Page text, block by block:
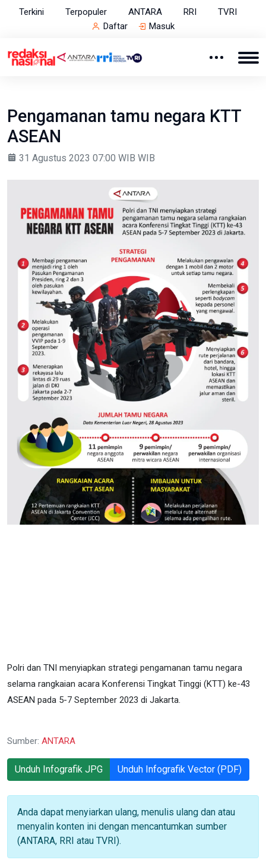
Terkini Terpopuler ANTARA RRI
TVRI
Daftar
Masuk
Pengamanan tamu negara KTT
ASEAN
31 Agustus 2023 07:00 WIB WIB
Polri dan TNI menyiapkan strategi pengamanan tamu negara
selama rangkaian acara Konferensi Tingkat Tinggi (KTT) ke-43
ASEAN pada 5-7 September 2023 di Jakarta.
Sumber: ANTARA
Unduh Infografik JPG Unduh Infografik Vector (PDF)
Anda dapat menyiarkan ulang, menulis ulang dan atau
menyalin konten ini dengan mencantumkan sumber
(ANTARA, RRI atau TVRI).